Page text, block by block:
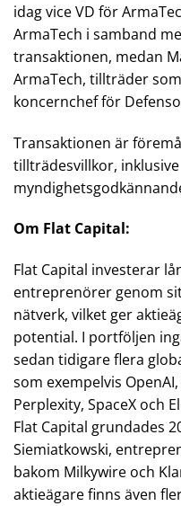
idag vice VD för
ArmaTech i samband
transaktionen, medan
ArmaTech, tillträder
koncernchef för
Transaktionen är
tillträdesvillkor, inklusive
Om Flat Capital:
Flat Capital investerar
entreprenörer genom
nätverk, vilket ger
potential. I portföljen
sedan tidigare flera
som exempelvis
Perplexity, SpaceX och
Flat Capital grundades
Siemiatkowski,
bakom Milkywire och
aktieägare finns även